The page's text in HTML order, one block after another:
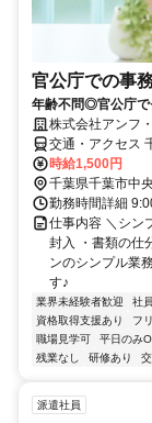
官公庁での事
年齢不問◎官公庁で
株式会社アンフ
交通・アクセス
時給1,500円
千葉県千葉市中
勤務時間詳細
仕事内容 ＼シン
封入 ・書類の仕
ンのシンプル業
す♪
業界未経験者歓迎 社
資格取得支援あり
フ
職場見学可
平日のみ
残業なし
研修あり
派遣社員